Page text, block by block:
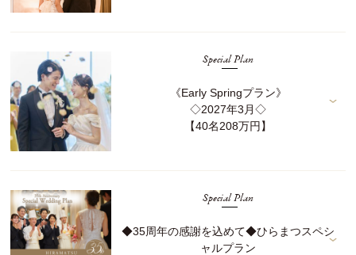
Special Plan
《Early Springプラン》
◇2027年3月◇
【40名208万円】
Special Plan
◆35周年の感謝を込めて◆ひらまつスペシ
ャルプラン